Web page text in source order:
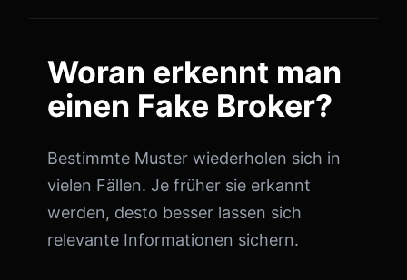
Woran erkennt man
einen Fake Broker?
Bestimmte Muster wiederholen sich in
vielen Fällen. Je früher sie erkannt
werden, desto besser lassen sich
relevante Informationen sichern.